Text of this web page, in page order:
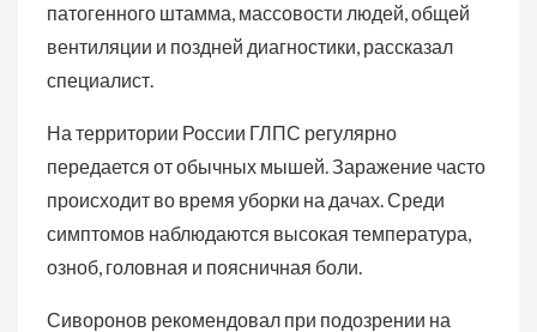
патогенного штамма, массовости людей, общей
вентиляции и поздней диагностики, рассказал
специалист.
На территории России ГЛПС регулярно
передается от обычных мышей. Заражение часто
происходит во время уборки на дачах. Среди
симптомов наблюдаются высокая температура,
озноб, головная и поясничная боли.
Сиворонов рекомендовал при подозрении на